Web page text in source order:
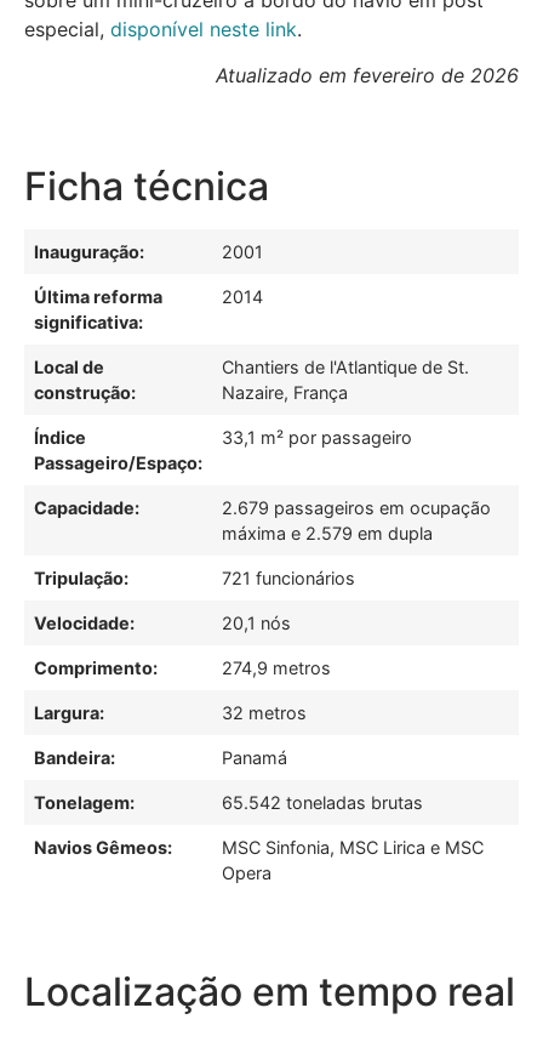
especial, disponível neste link.
Atualizado em fevereiro de 2026
Ficha técnica
Inauguração: 2001
Última reforma
significativa:
2014
Local de
construção:
Chantiers de l'Atlantique de St.
Nazaire, França
Índice
Passageiro/Espaço:
33,1 m² por passageiro
Capacidade:
2.679 passageiros em ocupação
máxima e 2.579 em dupla
Tripulação: 721 funcionários
Velocidade: 20,1 nós
Comprimento: 274,9 metros
Largura: 32 metros
Bandeira: Panamá
Tonelagem: 65.542 toneladas brutas
Navios Gêmeos:
MSC Sinfonia, MSC Lirica e MSC
Opera
Localização em tempo real